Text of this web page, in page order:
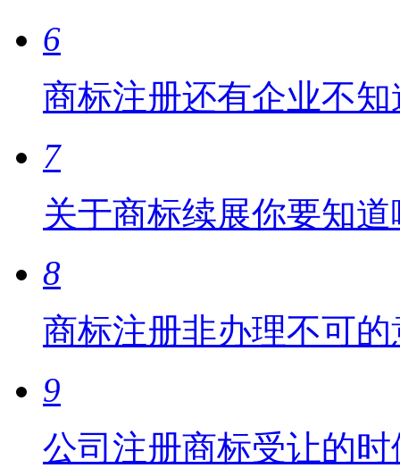
6
商标注册还有企业不知
7
关于商标续展你要知
8
商标注册非办理不可
9
公司注册商标受让的